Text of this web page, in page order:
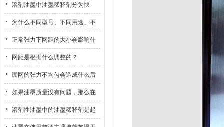
用？
溶剂油墨中油墨稀释剂分为快
干、中干和慢干型，这些类型分
别在什么情况下使用？
为什么不同型号、不同用途、不
同供应商的油墨必须使用不同的
油墨稀释剂？当油墨稀释剂用
错，会产生什么后果？
正常张力下网距的大小会影响什
么？
网距是根据什么调整的？
绷网的张力不均匀会造成什么后
果？
如果油墨质量没有问题，那么在
丝印过程中有气泡产生是由哪些
溶剂性油墨中的油墨稀释剂是起